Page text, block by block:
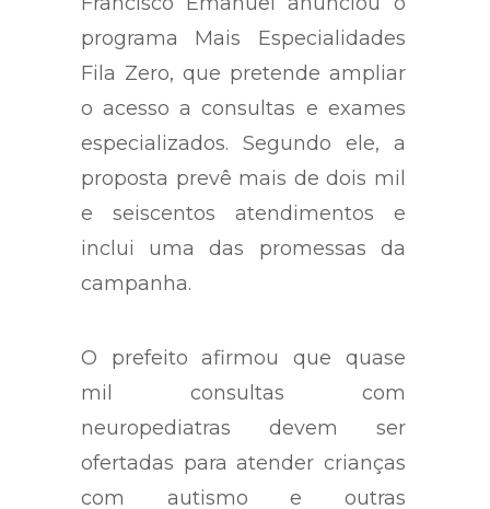
programa Mais Especialidades
Fila Zero, que pretende ampliar
o acesso a consultas e exames
especializados. Segundo ele, a
proposta prevê mais de dois mil
e seiscentos atendimentos e
inclui uma das promessas da
campanha.
O prefeito afirmou que quase
mil consultas com
neuropediatras devem ser
ofertadas para atender crianças
com autismo e outras